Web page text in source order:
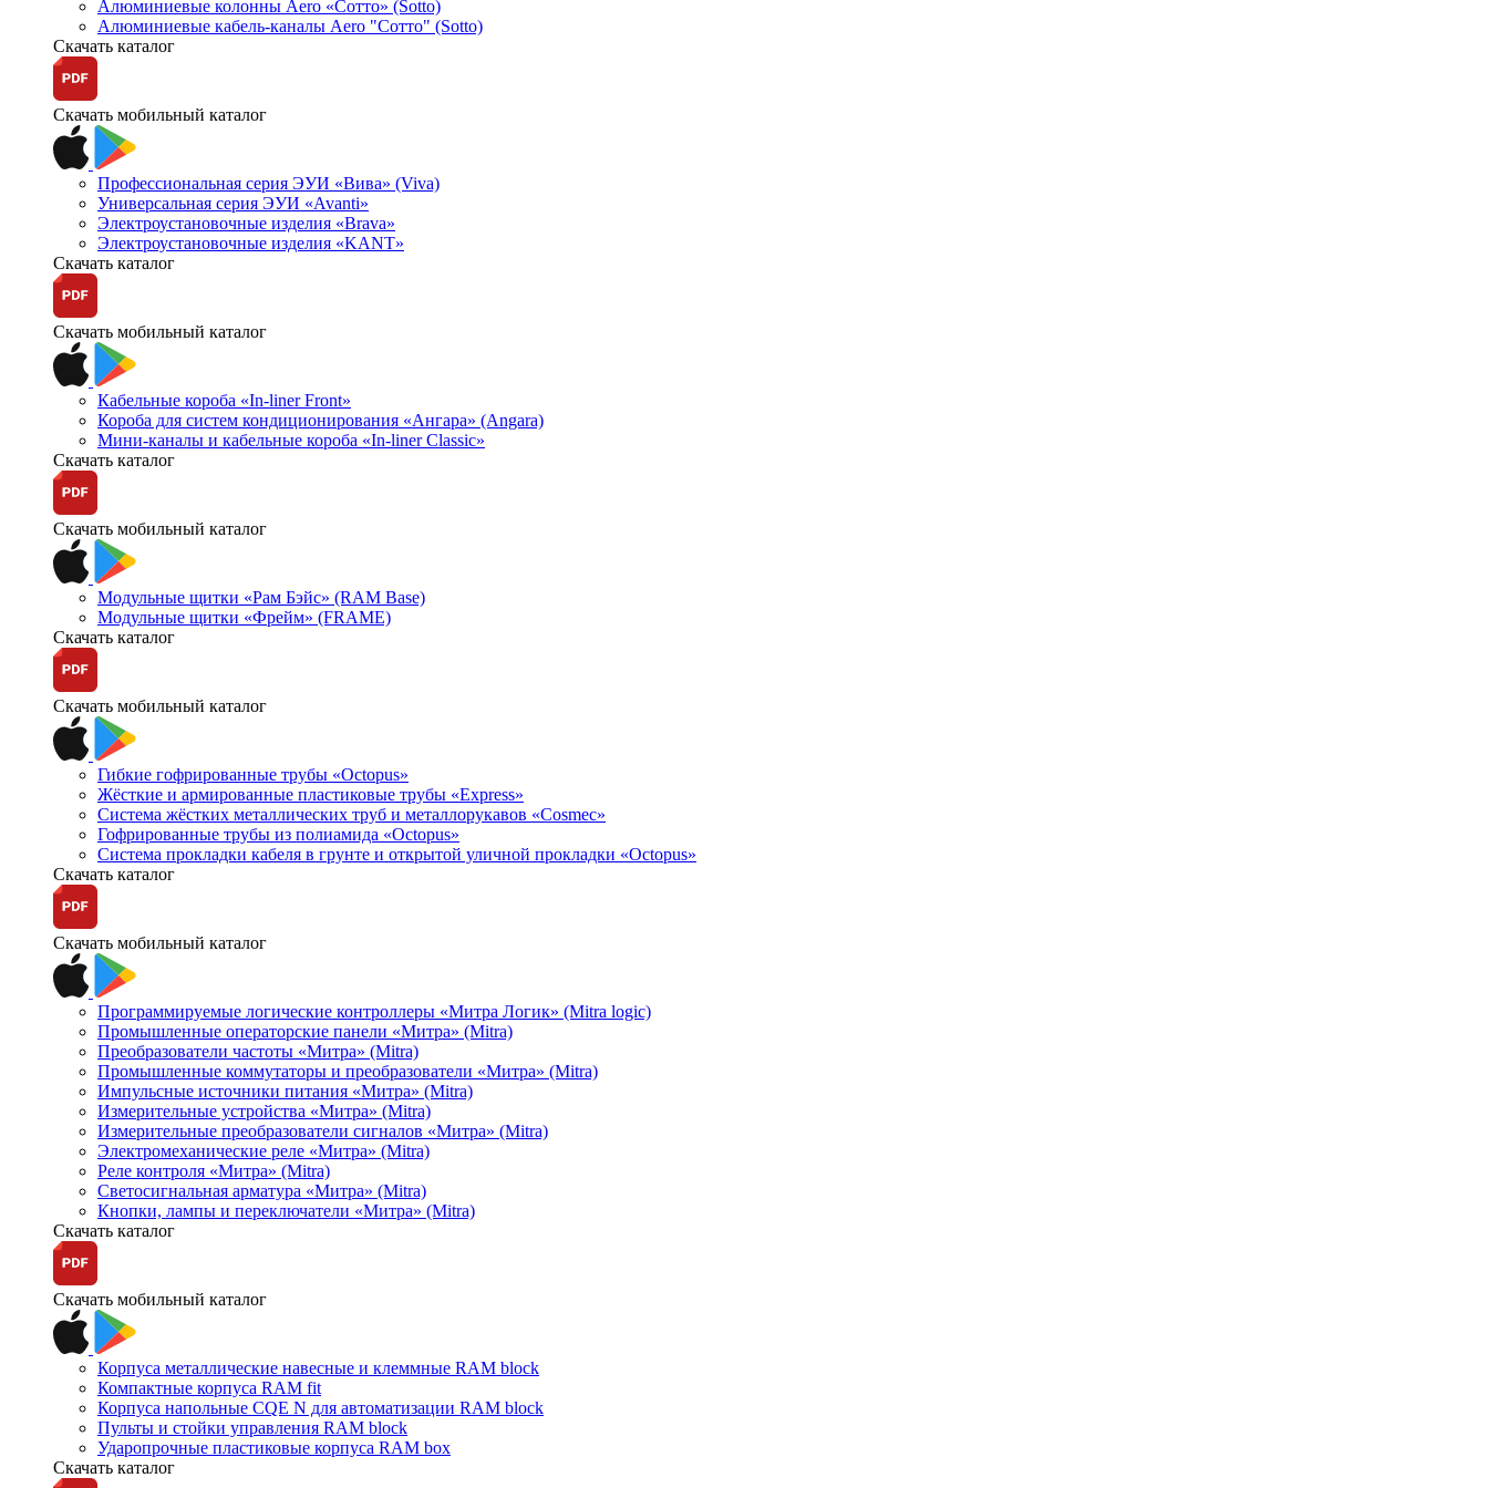
Алюминиевые колонны Aero «Сотто» (Sotto)
Алюминиевые кабель-каналы Aero "Сотто" (Sotto)
Скачать каталог
Скачать мобильный каталог
Профессиональная серия ЭУИ «Вива» (Viva)
Универсальная серия ЭУИ «Avanti»
Электроустановочные изделия «Brava»
Электроустановочные изделия «KANT»
Скачать каталог
Скачать мобильный каталог
Кабельные короба «In-liner Front»
Короба для систем кондиционирования «Ангара» (Angara)
Мини-каналы и кабельные короба «In-liner Classic»
Скачать каталог
Скачать мобильный каталог
Модульные щитки «Рам Бэйс» (RAM Base)
Модульные щитки «Фрейм» (FRAME)
Скачать каталог
Скачать мобильный каталог
Гибкие гофрированные трубы «Octopus»
Жёсткие и армированные пластиковые трубы «Express»
Система жёстких металлических труб и металлорукавов «Cosmec»
Гофрированные трубы из полиамида «Octopus»
Система прокладки кабеля в грунте и открытой уличной прокладки «Octopus»
Скачать каталог
Скачать мобильный каталог
Программируемые логические контроллеры «Митра Логик» (Mitra logic)
Промышленные операторские панели «Митра» (Mitra)
Преобразователи частоты «Митра» (Mitra)
Промышленные коммутаторы и преобразователи «Митра» (Mitra)
Импульсные источники питания «Митра» (Mitra)
Измерительные устройства «Митра» (Mitra)
Измерительные преобразователи сигналов «Митра» (Mitra)
Электромеханические реле «Митра» (Mitra)
Реле контроля «Митра» (Mitra)
Светосигнальная арматура «Митра» (Mitra)
Кнопки, лампы и переключатели «Митра» (Mitra)
Скачать каталог
Скачать мобильный каталог
Корпуса металлические навесные и клеммные RAM block
Компактные корпуса RAM fit
Корпуса напольные CQE N для автоматизации RAM block
Пульты и стойки управления RAM block
Ударопрочные пластиковые корпуса RAM box
Скачать каталог